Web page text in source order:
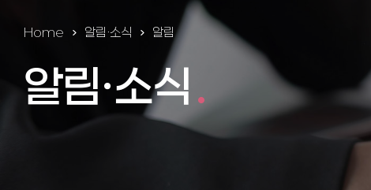
Home 알림ㆍ소식 알림
알림ㆍ소식